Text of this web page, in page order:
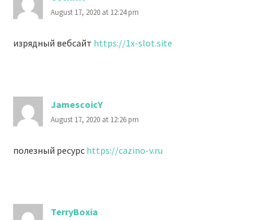
August 17, 2020 at 12:24 pm
изрядный вебсайт https://1x-slot.site
JamescoicY
August 17, 2020 at 12:26 pm
полезный ресурс https://cazino-v.ru
TerryBoxia